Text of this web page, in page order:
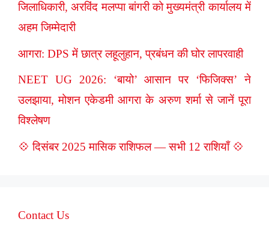
जिलाधिकारी, अरविंद मलप्पा बांगरी को मुख्यमंत्री कार्यालय में
अहम जिम्मेदारी
आगरा: DPS में छात्र लहूलुहान, प्रबंधन की घोर लापरवाही
NEET UG 2026: ‘बायो’ आसान पर ‘फिजिक्स’ ने
उलझाया, मोशन एकेडमी आगरा के अरुण शर्मा से जानें पूरा
विश्लेषण
💠 दिसंबर 2025 मासिक राशिफल — सभी 12 राशियाँ 💠
Contact Us